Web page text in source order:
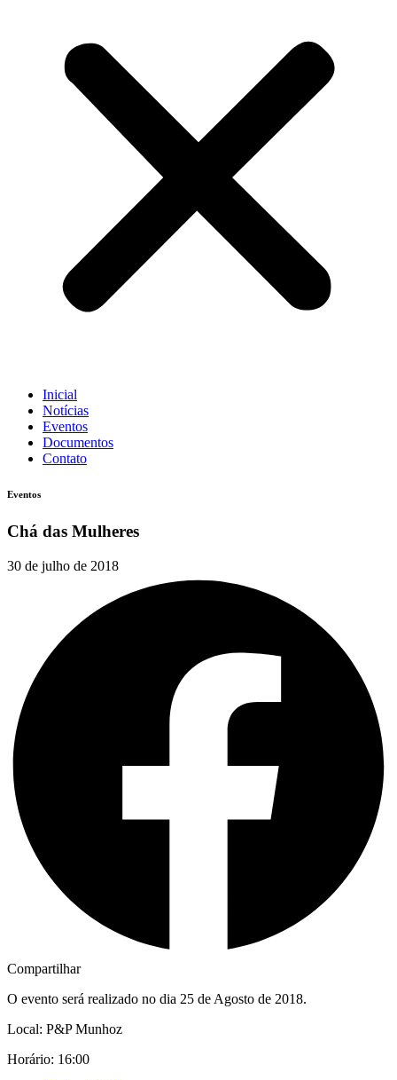
Inicial
Notícias
Eventos
Documentos
Contato
Eventos
Chá das Mulheres
30 de julho de 2018
Compartilhar
O evento será realizado no dia 25 de Agosto de 2018.
Local: P&P Munhoz
Horário: 16:00